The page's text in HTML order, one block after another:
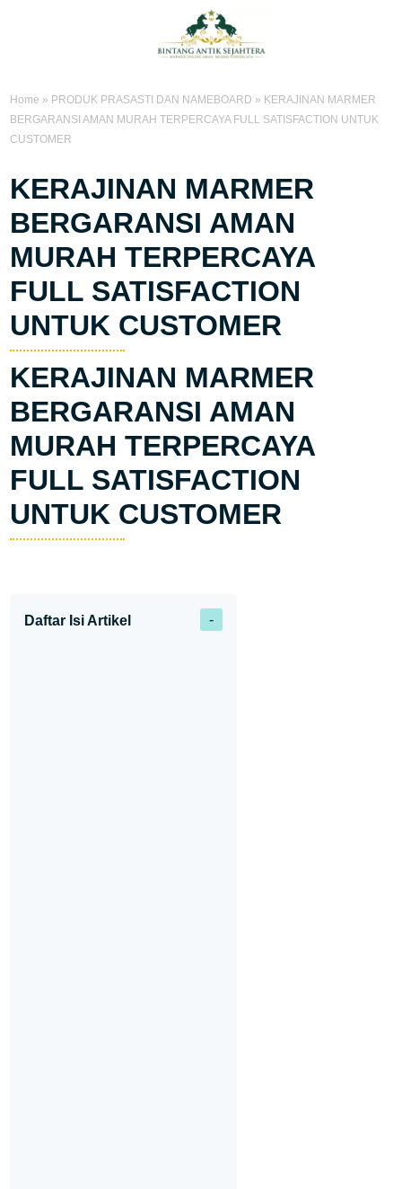
Home » PRODUK PRASASTI DAN NAMEBOARD » KERAJINAN MARMER
BERGARANSI AMAN MURAH TERPERCAYA FULL SATISFACTION UNTUK
CUSTOMER
KERAJINAN MARMER
BERGARANSI AMAN
MURAH TERPERCAYA
FULL SATISFACTION
UNTUK CUSTOMER
KERAJINAN MARMER
BERGARANSI AMAN
MURAH TERPERCAYA
FULL SATISFACTION
UNTUK CUSTOMER
Daftar Isi Artikel